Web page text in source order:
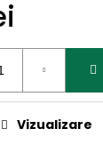
Vizualizare